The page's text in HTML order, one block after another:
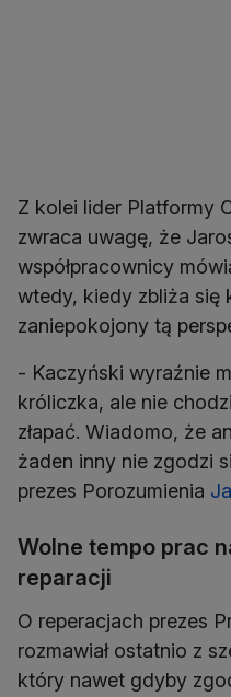
Z kolei lider Platformy
zwraca uwagę, że
współpracownicy
wtedy, kiedy zbliża się
zaniepokojony tą
- Kaczyński wyraźnie
króliczka, ale nie
złapać. Wiadomo, że
żaden inny nie zgodzi
prezes Porozumienia
Wolne tempo prac
reparacji
O reperacjach prezes
rozmawiał ostatnio z
który nawet gdyby